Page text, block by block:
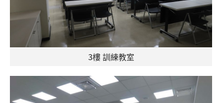
3樓 訓練教室